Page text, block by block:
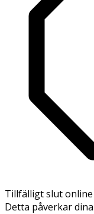
Tillfälligt slut online
Detta påverkar